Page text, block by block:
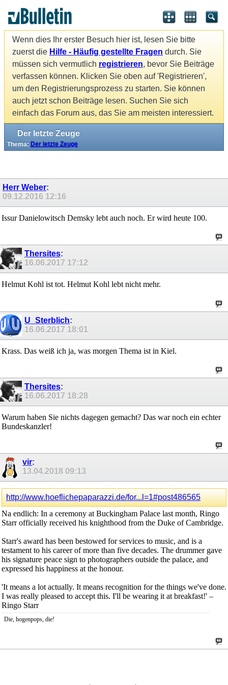
Wenn dies Ihr erster Besuch hier ist, lesen Sie bitte
zuerst die Hilfe - Häufig gestellte Fragen durch. Sie
müssen sich vermutlich registrieren, bevor Sie Beiträge
verfassen können. Klicken Sie oben auf 'Registrieren',
um den Registrierungsprozess zu starten. Sie können
auch jetzt schon Beiträge lesen. Suchen Sie sich
einfach das Forum aus, das Sie am meisten interessiert.
Der letzte Zeuge
Thema: Der letzte Zeuge
Herr Weber:
09.12.2016 12:16
Issur Danielowitsch Demsky lebt auch noch. Er wird heute 100.
Thersites:
16.06.2017 17:12
Helmut Kohl ist tot. Helmut Kohl lebt nicht mehr.
U_Sterblich:
16.06.2017 18:01
Krass. Das weiß ich ja, was morgen Thema ist in Kiel.
Thersites:
16.06.2017 18:28
Warum haben Sie nichts dagegen gemacht? Das war noch ein echter
Bundeskanzler!
vir:
13.04.2018 09:13
http://www.hoeflichepaparazzi.de/for...l=1#post486565
Na endlich: In a ceremony at Buckingham Palace last month, Ringo
Starr officially received his knighthood from the Duke of Cambridge.
Starr's award has been bestowed for services to music, and is a
testament to his career of more than five decades. The drummer gave
his signature peace sign to photographers outside the palace, and
expressed his happiness at the honour.
'It means a lot actually. It means recognition for the things we've done.
I was really pleased to accept this. I'll be wearing it at breakfast!' –
Ringo Starr
Die, hogenpops, die!